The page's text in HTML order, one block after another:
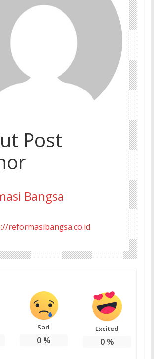
Post
Bangsa
reformasibangsa.co.id
Sad
0%
Excited
0%